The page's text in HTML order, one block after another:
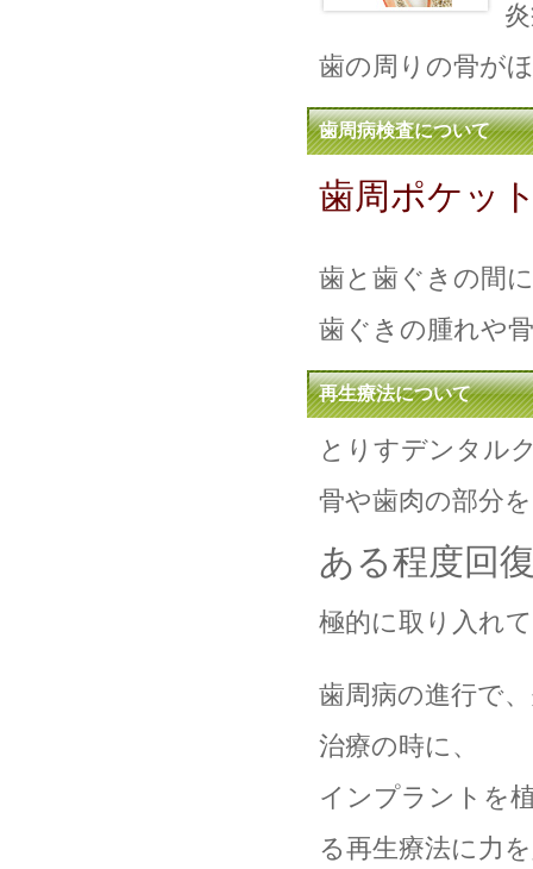
歯の周りの骨が
歯周病検査について
歯周ポケッ
歯と歯ぐきの間
歯ぐきの腫れや
再生療法について
とりすデンタル
骨や歯肉の部分
ある程度回
極的に取り入れ
歯周病の進行で
治療の時に、
インプラントを
る再生療法に力